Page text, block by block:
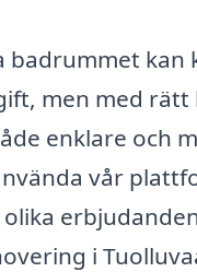
badrummet kan
men med rätt
enklare och
vår
i